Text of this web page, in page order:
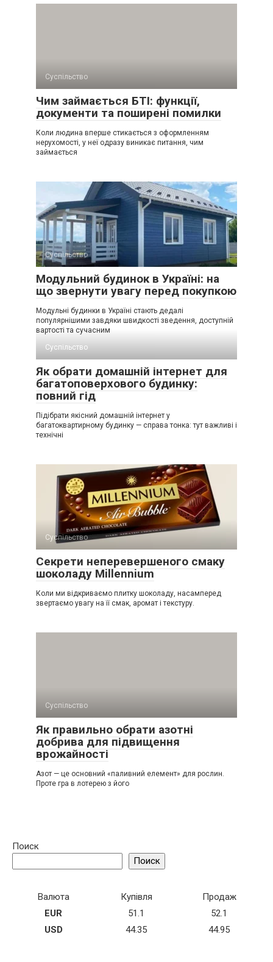
Суспільство
Чим займається БТІ: функції,
документи та поширені помилки
Коли людина вперше стикається з оформленням
нерухомості, у неї одразу виникає питання, чим
займається
Суспільство
Модульний будинок в Україні: на
що звернути увагу перед покупкою
Модульні будинки в Україні стають дедалі
популярнішими завдяки швидкості зведення, доступній
вартості та сучасним
Суспільство
Як обрати домашній інтернет для
багатоповерхового будинку:
повний гід
Підібрати якісний домашній інтернет у
багатоквартирному будинку — справа тонка: тут важливі і
технічні
Суспільство
Секрети неперевершеного смаку
шоколаду Millennium
Коли ми відкриваємо плитку шоколаду, насамперед
звертаємо увагу на її смак, аромат і текстуру.
Суспільство
Як правильно обрати азотні
добрива для підвищення
врожайності
Азот — це основний «паливний елемент» для рослин.
Проте гра в лотерею з його
Поиск
Поиск
Валюта Купівля
Продаж
EUR
51.1
52.1
USD
44.35 44.95